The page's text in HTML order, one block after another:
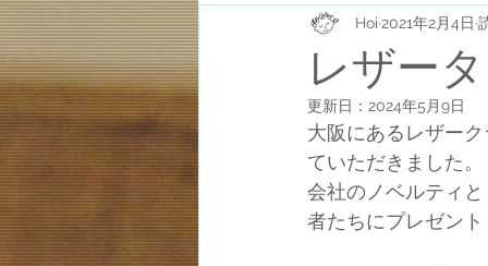
レザー
Hoi 2021年2月4日
更新日： 2024年5月9日
大阪にあるレザー
ていただきました。
会社のノベルティ
者たちにプレゼン